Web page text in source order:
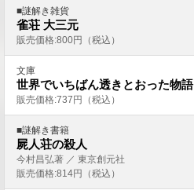
■謎解き雑貨
雀荘 大三元
販売価格:800円（税込）
文庫
世界でいちばん透きとおった物語
販売価格:737円（税込）
■謎解き書籍
屍人荘の殺人
今村昌弘著 ／ 東京創元社
販売価格:814円（税込）